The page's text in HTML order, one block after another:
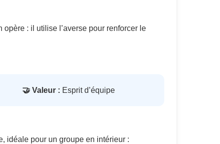
: il utilise l’averse pour renforcer le
🤝 Valeur : Esprit d’équipe
idéale pour un groupe en intérieur :